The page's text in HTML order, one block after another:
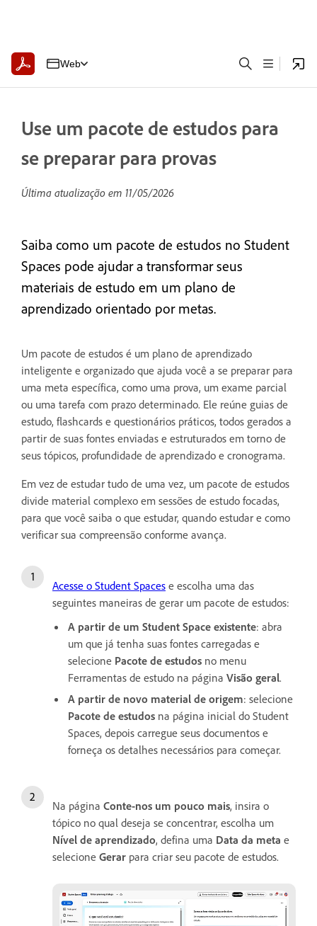
Web
Use um pacote de estudos para
se preparar para provas
Última atualização em 11/05/2026
Saiba como um pacote de estudos no Student
Spaces pode ajudar a transformar seus
materiais de estudo em um plano de
aprendizado orientado por metas.
Um pacote de estudos é um plano de aprendizado
inteligente e organizado que ajuda você a se preparar para
uma meta específica, como uma prova, um exame parcial
ou uma tarefa com prazo determinado. Ele reúne guias de
estudo, flashcards e questionários práticos, todos gerados a
partir de suas fontes enviadas e estruturados em torno de
seus tópicos, profundidade de aprendizado e cronograma.
Em vez de estudar tudo de uma vez, um pacote de estudos
divide material complexo em sessões de estudo focadas,
para que você saiba o que estudar, quando estudar e como
verificar sua compreensão conforme avança.
Acesse o Student Spaces e escolha uma das
seguintes maneiras de gerar um pacote de estudos:
A partir de um Student Space existente: abra
um que já tenha suas fontes carregadas e
selecione Pacote de estudos no menu
Ferramentas de estudo na página Visão geral.
A partir de novo material de origem: selecione
Pacote de estudos na página inicial do Student
Spaces, depois carregue seus documentos e
forneça os detalhes necessários para começar.
Na página Conte-nos um pouco mais, insira o
tópico no qual deseja se concentrar, escolha um
Nível de aprendizado, defina uma Data da meta e
selecione Gerar para criar seu pacote de estudos.